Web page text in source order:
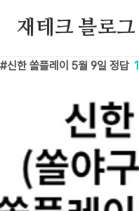
재테크 블로그
신한 쏠플레이 5월 9일 정답 1